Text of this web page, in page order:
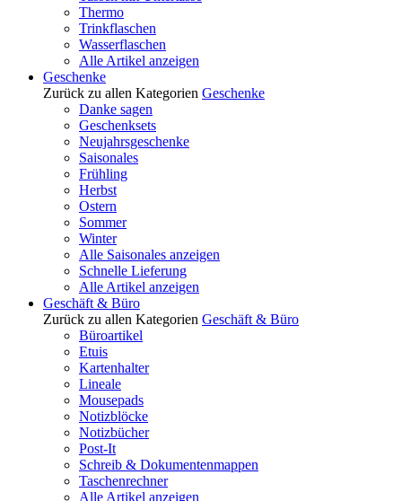
Thermo
Trinkflaschen
Wasserflaschen
Alle Artikel anzeigen
Geschenke
Zurück zu allen Kategorien Geschenke
Danke sagen
Geschenksets
Neujahrsgeschenke
Saisonales
Frühling
Herbst
Ostern
Sommer
Winter
Alle Saisonales anzeigen
Schnelle Lieferung
Alle Artikel anzeigen
Geschäft & Büro
Zurück zu allen Kategorien Geschäft & Büro
Büroartikel
Etuis
Kartenhalter
Lineale
Mousepads
Notizblöcke
Notizbücher
Post-It
Schreib & Dokumentenmappen
Taschenrechner
Alle Artikel anzeigen